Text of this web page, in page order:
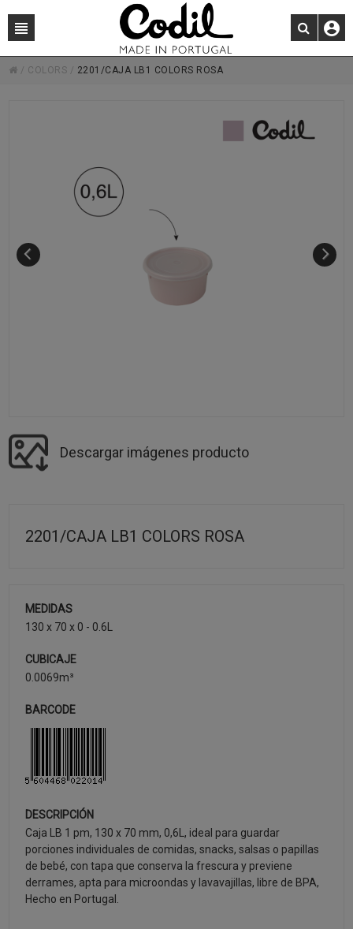
/ COLORS / 2201/CAJA LB1 COLORS ROSA
Descargar imágenes producto
2201/CAJA LB1 COLORS ROSA
MEDIDAS
130 x 70 x 0 - 0.6L
CUBICAJE
0.0069m³
BARCODE
DESCRIPCIÓN
Caja LB 1 pm, 130 x 70 mm, 0,6L, ideal para guardar
porciones individuales de comidas, snacks, salsas o papillas
de bebé, con tapa que conserva la frescura y previene
derrames, apta para microondas y lavavajillas, libre de BPA,
Hecho en Portugal.